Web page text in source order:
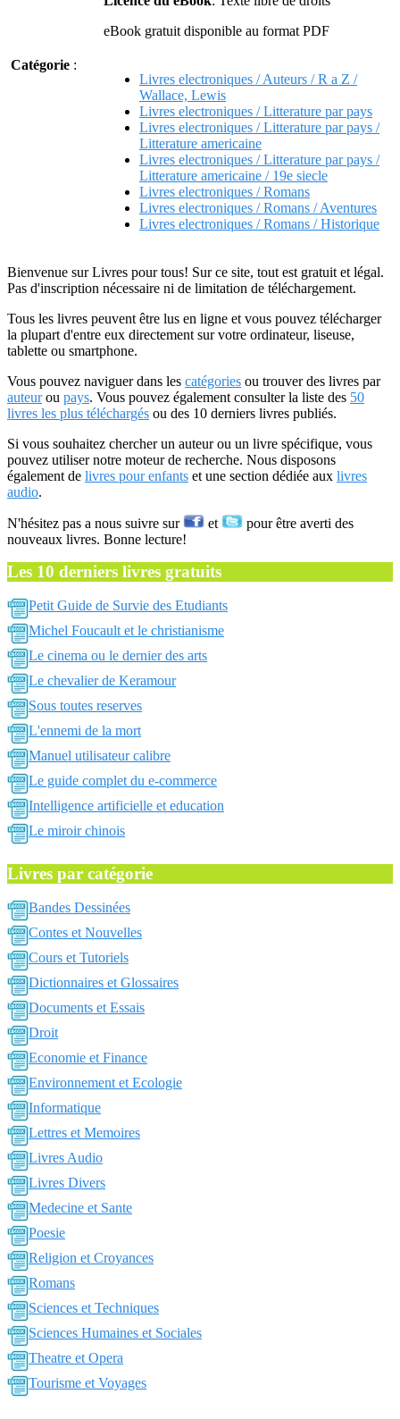
eBook gratuit disponible au format PDF
Catégorie :
Livres electroniques / Auteurs / R a Z /
Wallace, Lewis
Livres electroniques / Litterature par pays
Livres electroniques / Litterature par pays /
Litterature americaine
Livres electroniques / Litterature par pays /
Litterature americaine / 19e siecle
Livres electroniques / Romans
Livres electroniques / Romans / Aventures
Livres electroniques / Romans / Historique
Bienvenue sur Livres pour tous! Sur ce site, tout est gratuit et légal.
Pas d'inscription nécessaire ni de limitation de téléchargement.
Tous les livres peuvent être lus en ligne et vous pouvez télécharger
la plupart d'entre eux directement sur votre ordinateur, liseuse,
tablette ou smartphone.
Vous pouvez naviguer dans les catégories ou trouver des livres par
auteurou pays. Vous pouvez également consulter la liste des 50
livres les plus téléchargés ou des 10 derniers livres publiés.
Si vous souhaitez chercher un auteur ou un livre spécifique, vous
pouvez utiliser notre moteur de recherche. Nous disposons
également de livres pour enfants et une section dédiée aux livres
audio.
N'hésitez pas a nous suivre sur et
pour être averti des
nouveaux livres. Bonne lecture!
Les 10 derniers livres gratuits
Petit Guide de Survie des Etudiants
Michel Foucault et le christianisme
Le cinema ou le dernier des arts
Le chevalier de Keramour
Sous toutes reserves
L'ennemi de la mort
Manuel utilisateur calibre
Le guide complet du e-commerce
Intelligence artificielle et education
Le miroir chinois
Livres par catégorie
Bandes Dessinées
Contes et Nouvelles
Cours et Tutoriels
Dictionnaires et Glossaires
Documents et Essais
Droit
Economie et Finance
Environnement et Ecologie
Informatique
Lettres et Memoires
Livres Audio
Livres Divers
Medecine et Sante
Poesie
Religion et Croyances
Romans
Sciences et Techniques
Sciences Humaines et Sociales
Theatre et Opera
Tourisme et Voyages